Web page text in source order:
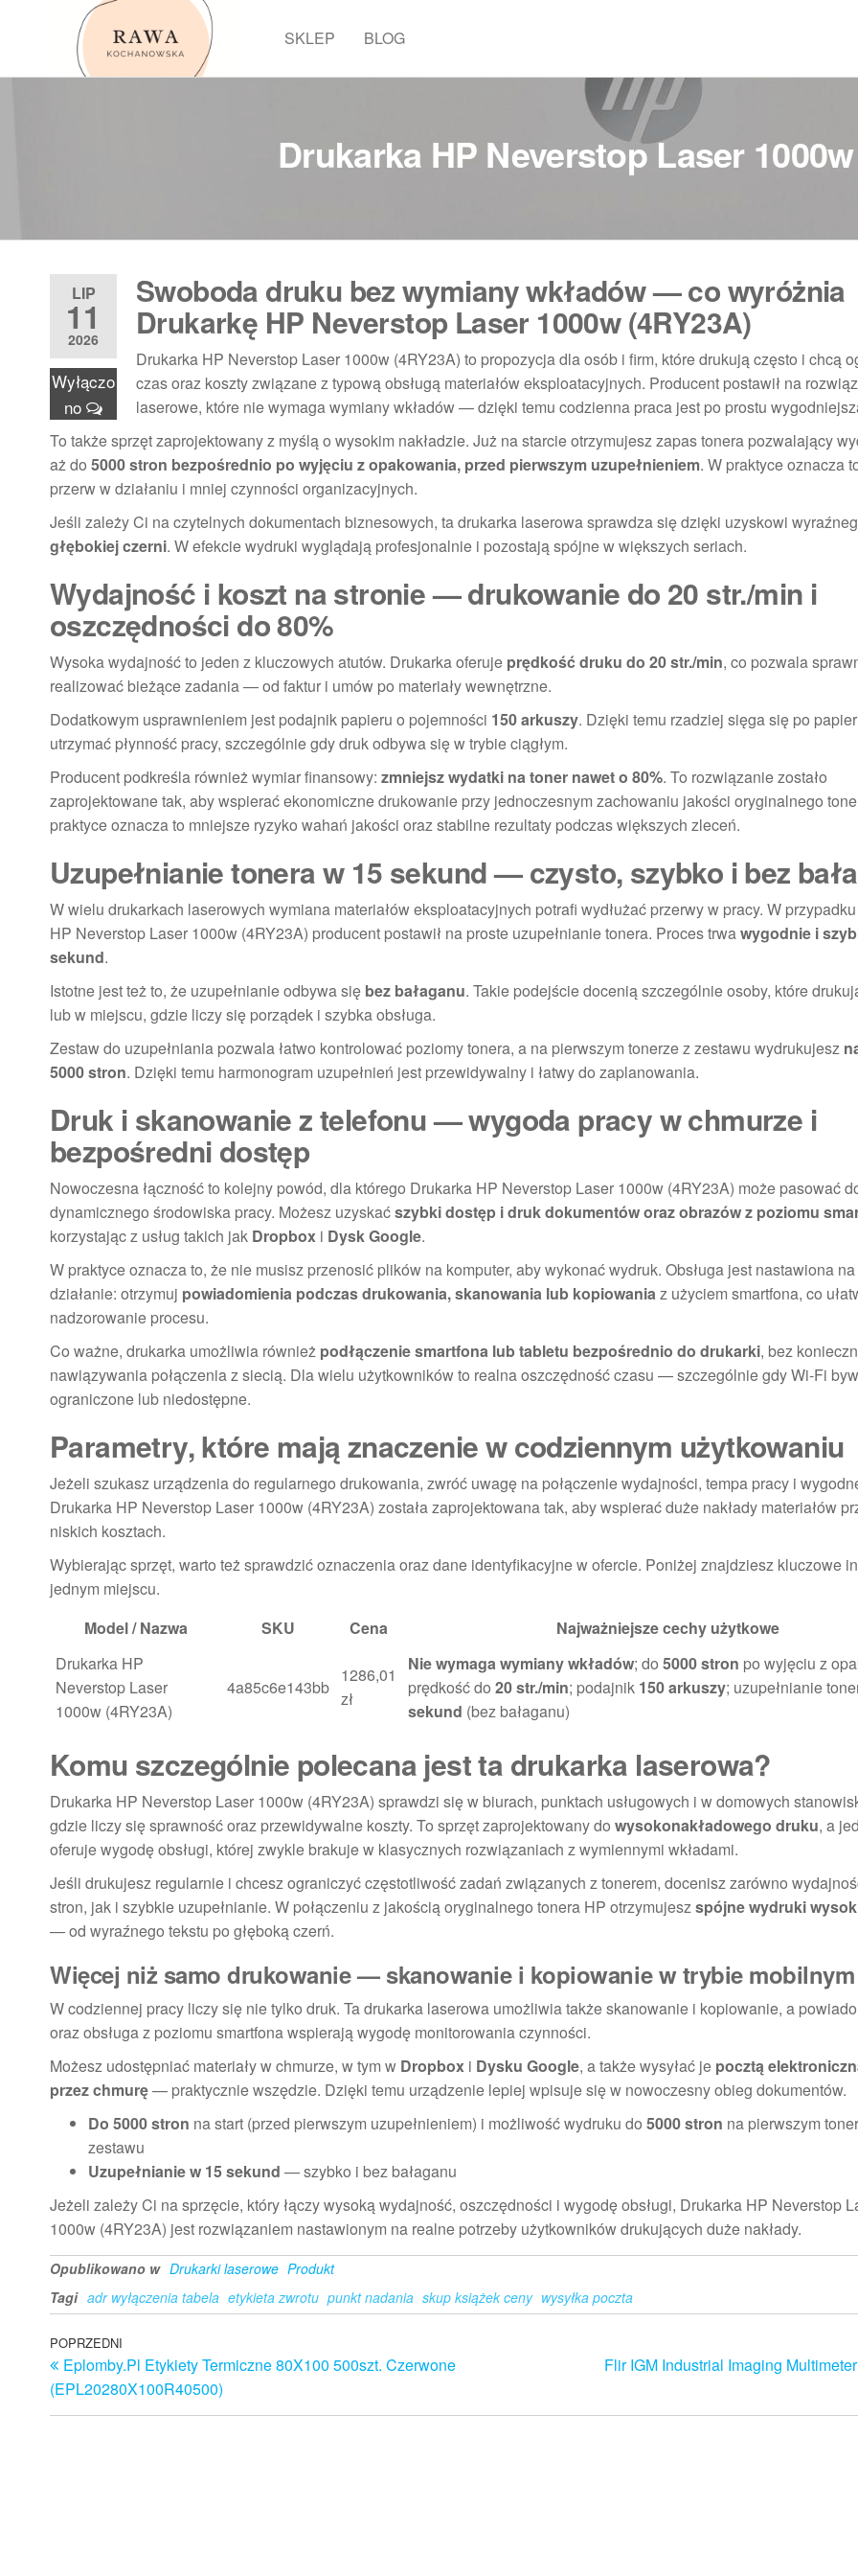
SKLEP BLOG
Drukarka HP Neverstop Laser
LIP
11
2026
Wyłączo
no
Swoboda druku bez wymiany wkładów — co wyróżnia
Drukarkę HP Neverstop Laser 1000w (4RY23A)
Drukarka HP Neverstop Laser 1000w (4RY23A) to propozycja dla osób i firm, które drukują często i chcą
czas oraz koszty związane z typową obsługą materiałów eksploatacyjnych. Producent postawił na
laserowe, które nie wymaga wymiany wkładów — dzięki temu codzienna praca jest po prostu
To także sprzęt zaprojektowany z myślą o wysokim nakładzie. Już na starcie otrzymujesz zapas tonera pozwalający
aż do 5000 stron bezpośrednio po wyjęciu z opakowania, przed pierwszym uzupełnieniem. W praktyce oznacza
przerw w działaniu i mniej czynności organizacyjnych.
Jeśli zależy Ci na czytelnych dokumentach biznesowych, ta drukarka laserowa sprawdza się dzięki uzyskowi
głębokiej czerni. W efekcie wydruki wyglądają profesjonalnie i pozostają spójne w większych seriach.
Wydajność i koszt na stronie — drukowanie do 20 str./min i
oszczędności do 80%
Wysoka wydajność to jeden z kluczowych atutów. Drukarka oferuje prędkość druku do 20 str./min, co pozwala
realizować bieżące zadania — od faktur i umów po materiały wewnętrzne.
Dodatkowym usprawnieniem jest podajnik papieru o pojemności 150 arkuszy. Dzięki temu rzadziej sięga się po
utrzymać płynność pracy, szczególnie gdy druk odbywa się w trybie ciągłym.
Producent podkreśla również wymiar finansowy: zmniejsz wydatki na toner nawet o 80%. To rozwiązanie zostało
zaprojektowane tak, aby wspierać ekonomiczne drukowanie przy jednoczesnym zachowaniu jakości oryginalnego
praktyce oznacza to mniejsze ryzyko wahań jakości oraz stabilne rezultaty podczas większych zleceń.
Uzupełnianie tonera w 15 sekund — czysto, szybko i bez
W wielu drukarkach laserowych wymiana materiałów eksploatacyjnych potrafi wydłużać przerwy w pracy. W
HP Neverstop Laser 1000w (4RY23A) producent postawił na proste uzupełnianie tonera. Proces trwawygodnie i
sekund.
Istotne jest też to, że uzupełnianie odbywa się bez bałaganu. Takie podejście docenią szczególnie osoby, które
lub w miejscu, gdzie liczy się porządek i szybka obsługa.
Zestaw do uzupełniania pozwala łatwo kontrolować poziomy tonera, a na pierwszym tonerze z zestawu wydrukujesz
5000 stron. Dzięki temu harmonogram uzupełnień jest przewidywalny i łatwy do zaplanowania.
Druk i skanowanie z telefonu — wygoda pracy w chmurze i
bezpośredni dostęp
Nowoczesna łączność to kolejny powód, dla którego Drukarka HP Neverstop Laser 1000w (4RY23A) może pasować
dynamicznego środowiska pracy. Możesz uzyskaćszybki dostęp i druk dokumentów oraz obrazów z poziomu
korzystając z usług takich jak Dropbox i Dysk Google.
W praktyce oznacza to, że nie musisz przenosić plików na komputer, aby wykonać wydruk. Obsługa jest nastawiona
działanie: otrzymuj powiadomienia podczas drukowania, skanowania lub kopiowaniaz użyciem smartfona, co
nadzorowanie procesu.
Co ważne, drukarka umożliwia również podłączenie smartfona lub tabletu bezpośrednio do drukarki, bez
nawiązywania połączenia z siecią. Dla wielu użytkowników to realna oszczędność czasu — szczególnie gdy Wi‑Fi
ograniczone lub niedostępne.
Parametry, które mają znaczenie w codziennym użytkowaniu
Jeżeli szukasz urządzenia do regularnego drukowania, zwróć uwagę na połączenie wydajności, tempa pracy i
Drukarka HP Neverstop Laser 1000w (4RY23A) została zaprojektowana tak, aby wspierać duże nakłady materiałów
niskich kosztach.
Wybierając sprzęt, warto też sprawdzić oznaczenia oraz dane identyfikacyjne w ofercie. Poniżej znajdziesz kluczowe
jednym miejscu.
Model / Nazwa
SKU Cena
Najważniejsze cechy użytkowe
Drukarka HP
Neverstop Laser
1000w (4RY23A)
4a85c6e143bb
1286,01
zł
Nie wymaga wymiany wkładów; do 5000 stron po wyjęciu z
prędkość do 20 str./min; podajnik 150 arkuszy; uzupełnianie
sekund (bez bałaganu)
Komu szczególnie polecana jest ta drukarka laserowa?
Drukarka HP Neverstop Laser 1000w (4RY23A) sprawdzi się w biurach, punktach usługowych i w domowych
gdzie liczy się sprawność oraz przewidywalne koszty. To sprzęt zaprojektowany do wysokonakładowego druku, a
oferuje wygodę obsługi, której zwykle brakuje w klasycznych rozwiązaniach z wymiennymi wkładami.
Jeśli drukujesz regularnie i chcesz ograniczyć częstotliwość zadań związanych z tonerem, docenisz zarówno
stron, jak i szybkie uzupełnianie. W połączeniu z jakością oryginalnego tonera HP otrzymujeszspójne wydruki
— od wyraźnego tekstu po głęboką czerń.
Więcej niż samo drukowanie — skanowanie i kopiowanie w trybie mobilnym
W codziennej pracy liczy się nie tylko druk. Ta drukarka laserowa umożliwia także skanowanie i kopiowanie, a
oraz obsługa z poziomu smartfona wspierają wygodę monitorowania czynności.
Możesz udostępniać materiały w chmurze, w tym w Dropbox i Dysku Google, a także wysyłać je pocztą
przez chmurę— praktycznie wszędzie. Dzięki temu urządzenie lepiej wpisuje się w nowoczesny obieg dokumentów.
Do 5000 stron na start (przed pierwszym uzupełnieniem) i możliwość wydruku do 5000 stron na pierwszym
zestawu
Uzupełnianie w 15 sekund — szybko i bez bałaganu
Jeżeli zależy Ci na sprzęcie, który łączy wysoką wydajność, oszczędności i wygodę obsługi, Drukarka HP Neverstop
1000w (4RY23A) jest rozwiązaniem nastawionym na realne potrzeby użytkowników drukujących duże nakłady.
Opublikowano w Drukarki laserowe Produkt
Tagi adr wyłączenia tabela etykieta zwrotu punkt nadania skup książek ceny wysyłka poczta
Nawigacja
wpisu
Poprzedni
wpis
POPRZEDNI
Eplomby.Pl Etykiety Termiczne 80X100 500szt. Czerwone
(EPL20280X100R40500)
Flir IGM Industrial Imaging